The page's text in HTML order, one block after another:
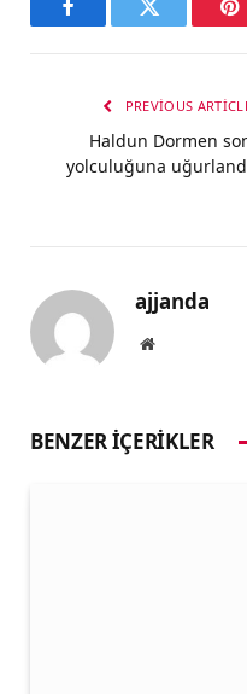
FacebookTwitter
PREVIOUS
Haldun Dormen
yolculuğuna
ajjanda
Website
BENZER İÇERIKLER